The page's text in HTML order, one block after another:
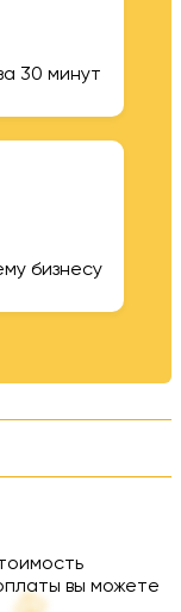
30 минут
бизнесу
вы можете